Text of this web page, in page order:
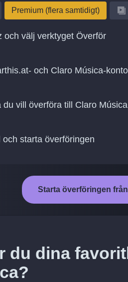
Premium (flera samtidigt)
och välj verktyget Överför
och Claro Música-
du vill överföra till Claro Música
starta överföringen
Starta överföringen
du dina